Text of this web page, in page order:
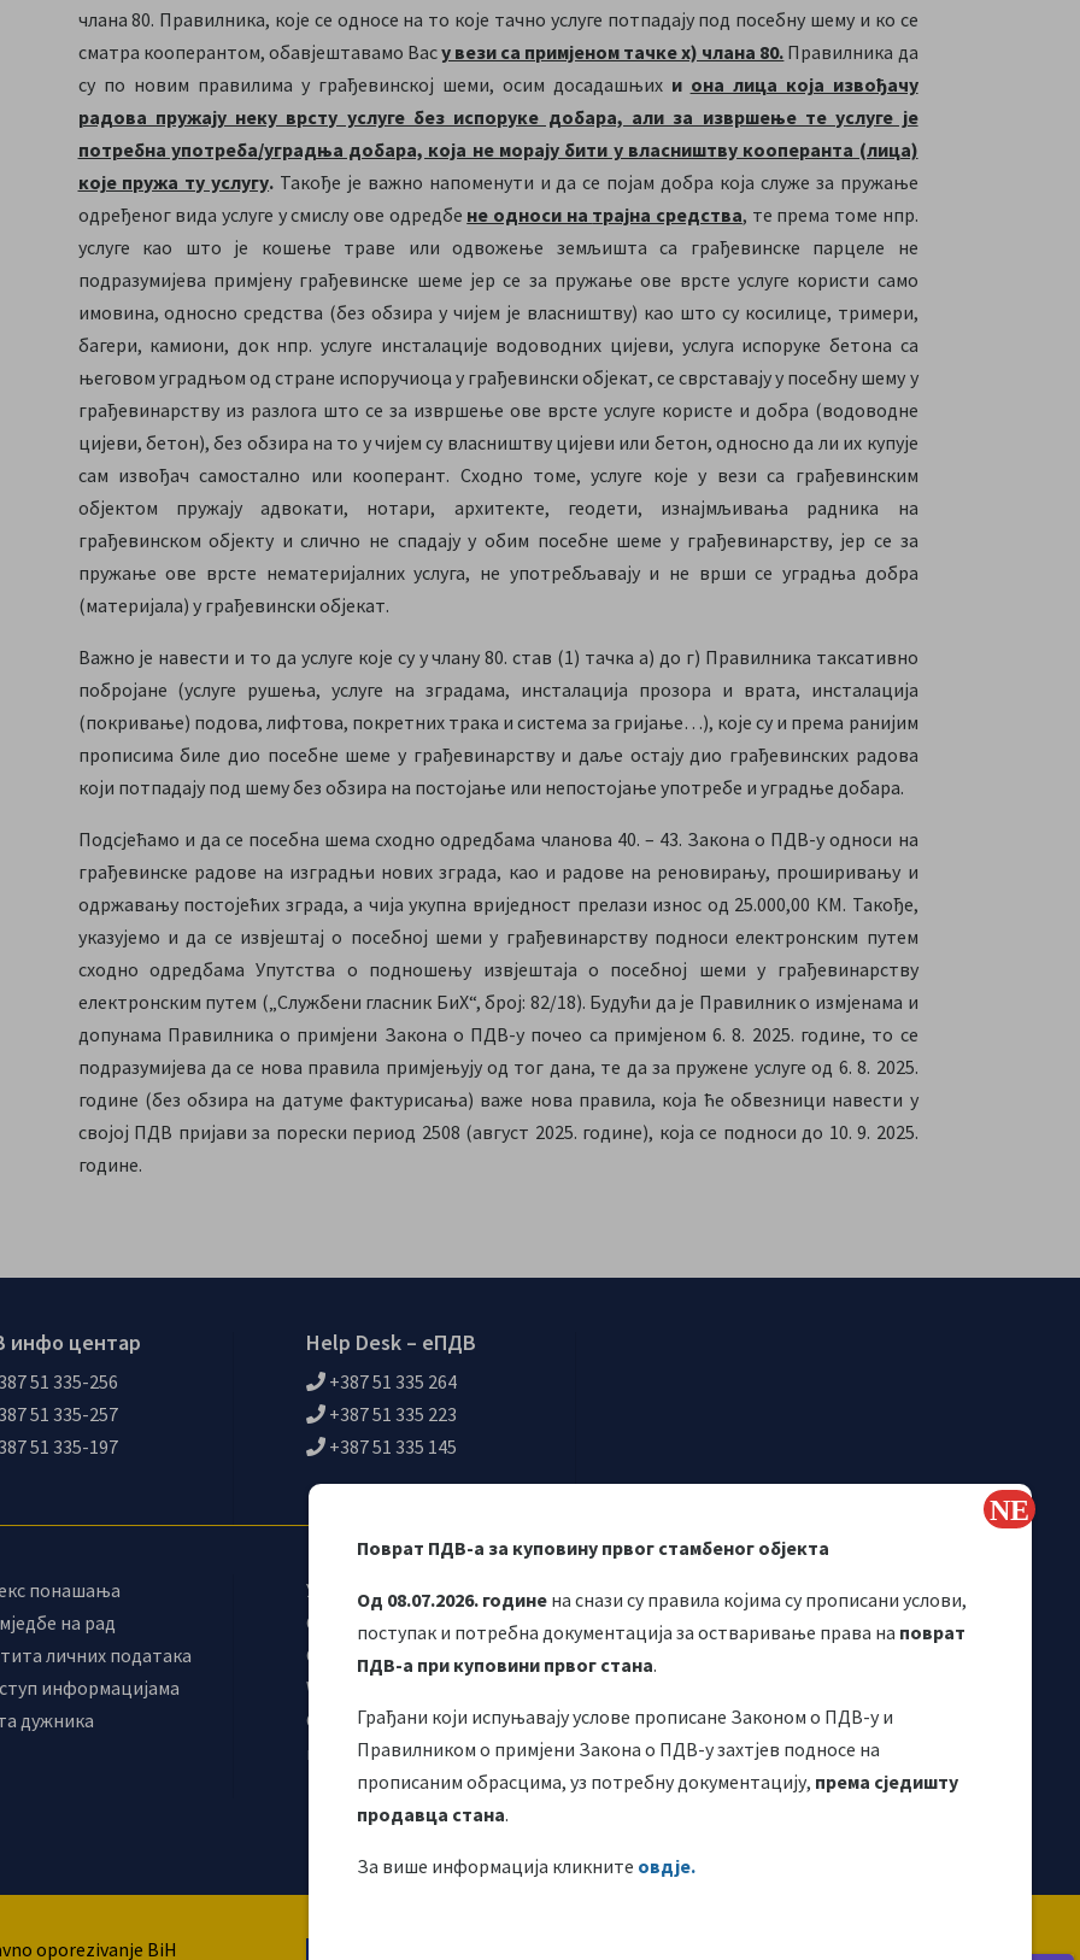
Поврат ПДВ-а за куповину првог стамбеног објекта
Од 08.07.2026. године на снази су правила којима су прописани услови,
поступак и потребна документација за остваривање права на поврат
ПДВ-а при куповини првог стана.
Грађани који испуњавају услове прописане Законом о ПДВ-у и
Правилником о примјени Закона о ПДВ-у захтјев подносе на
прописаним обрасцима, уз потребну документацију, према сједишту
продавца стана.
За више информација кликните овдје.
члана 80. Правилника, које се односе на то које тачно услуге потпадају под посебну шему и ко се
сматра кооперантом, обавјештавамо Васу вези са примјеном тачке х) члана 80. Правилника да
су по новим правилима у грађевинској шеми, осим досадашњих и она лица која извођачу
радова пружају неку врсту услуге без испоруке добара, али за извршење те услуге је
потребна употреба/уградња добара, која не морају бити у власништву кооперанта (лица)
које пружа ту услугу. Такође је важно напоменути и да се појам добра која служе за пружање
одређеног вида услуге у смислу ове одредбе не односи на трајна средства, те према томе нпр.
услуге као што је кошење траве или одвожење земљишта са грађевинске парцеле не
подразумијева примјену грађевинске шеме јер се за пружање ове врсте услуге користи само
имовина, односно средства (без обзира у чијем је власништву) као што су косилице, тримери,
багери, камиони, док нпр. услуге инсталације водоводних цијеви, услуга испоруке бетона са
његовом уградњом од стране испоручиоца у грађевински објекат, се сврставају у посебну шему у
грађевинарству из разлога што се за извршење ове врсте услуге користе и добра (водоводне
цијеви, бетон), без обзира на то у чијем су власништву цијеви или бетон, односно да ли их купује
сам извођач самостално или кооперант. Сходно томе, услуге које у вези са грађевинским
објектом пружају адвокати, нотари, архитекте, геодети, изнајмљивања радника на
грађевинском објекту и слично не спадају у обим посебне шеме у грађевинарству, јер се за
пружање ове врсте нематеријалних услуга, не употребљавају и не врши се уградња добра
(материјала) у грађевински објекат.
Важно је навести и то да услуге које су у члану 80. став (1) тачка а) до г) Правилника таксативно
побројане (услуге рушења, услуге на зградама, инсталација прозора и врата, инсталација
(покривање) подова, лифтова, покретних трака и система за гријање…), које су и према ранијим
прописима биле дио посебне шеме у грађевинарству и даље остају дио грађевинских радова
који потпадају под шему без обзира на постојање или непостојање употребе и уградње добара.
Подсјећамо и да се посебна шема сходно одредбама чланова 40. – 43. Закона о ПДВ-у односи на
грађевинске радове на изградњи нових зграда, као и радове на реновирању, проширивању и
одржавању постојећих зграда, а чија укупна вриједност прелази износ од 25.000,00 КМ. Такође,
указујемо и да се извјештај о посебној шеми у грађевинарству подноси електронским путем
сходно одредбама Упутства о подношењу извјештаја о посебној шеми у грађевинарству
електронским путем („Службени гласник БиХ“, број: 82/18). Будући да је Правилник о измјенама и
допунама Правилника о примјени Закона о ПДВ-у почео са примјеном 6. 8. 2025. године, то се
подразумијева да се нова правила примјењују од тог дана, те да за пружене услуге од 6. 8. 2025.
године (без обзира на датуме фактурисања) важе нова правила, која ће обвезници навести у
својој ПДВ пријави за порески период 2508 (август 2025. године), која се подноси до 10. 9. 2025.
године.
инфо центар
51 335-256
51 335-257
51 335-197
Help Desk – еПДВ
+387 51 335 264
+387 51 335 223
+387 51 335 145
понашања
на рад
личних података
информацијама
дужника
Управни одбор
Синдикат УИО
Самостални синдикат УИО
Webmail
Одјељење за
макроекономску анализу
Корисни линкови
oporezivanje BiH